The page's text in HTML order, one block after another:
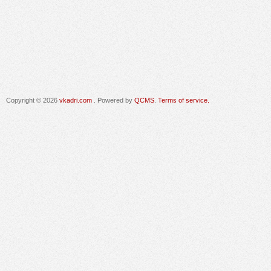
Copyright © 2026 vkadri.com . Powered by QCMS Terms of service.